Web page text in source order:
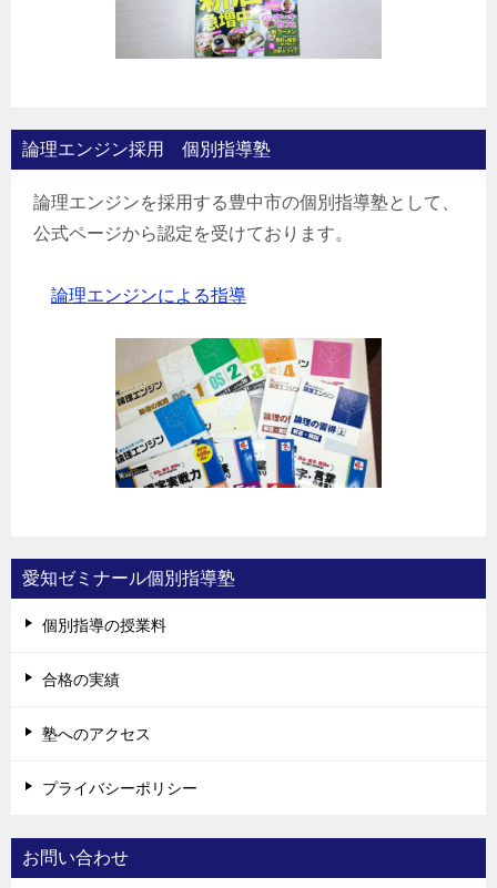
論理エンジン採用 個別指導塾
論理エンジンを採用する豊中市の個別指導塾として、
公式ページから認定を受けております。
論理エンジンによる指導
愛知ゼミナール個別指導塾
個別指導の授業料
合格の実績
塾へのアクセス
プライバシーポリシー
お問い合わせ